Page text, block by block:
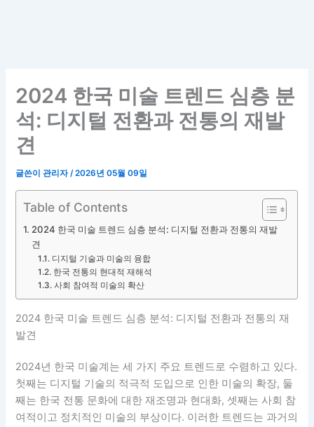
2024 한국 미술 트렌드 심층 분
석: 디지털 전환과 전통의 재발
견
글쓴이관리자/2026년 05월 09일
Table of Contents
2024 한국 미술 트렌드 심층 분석: 디지털 전환과 전통의 재발
견
디지털 기술과 미술의 융합
한국 전통의 현대적 재해석
사회 참여적 미술의 확산
2024 한국 미술 트렌드 심층 분석: 디지털 전환과 전통의 재
발견
2024년 한국 미술계는 세 가지 주요 트렌드로 수렴하고 있다.
첫째는 디지털 기술의 적극적 도입으로 인한 미술의 확장, 둘
째는 한국 전통 문화에 대한 재조명과 현대화, 셋째는 사회 참
여적이고 정치적인 미술의 부상이다. 이러한 트렌드는 과거의